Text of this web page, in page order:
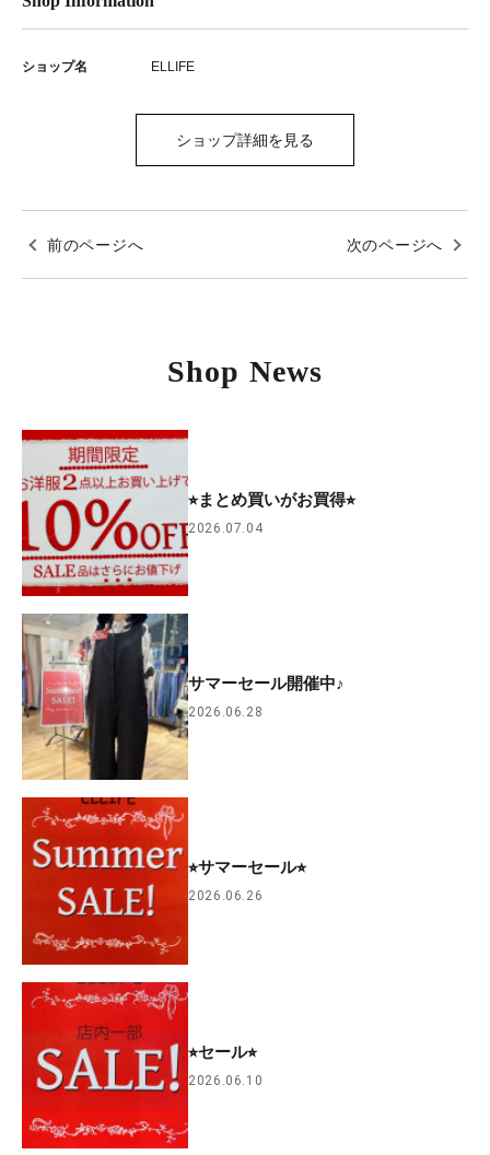
ショップ名 ELLIFE
ショップ詳細を見る
前のページへ 次のページへ
Shop News
⭐︎まとめ買いがお買得⭐︎
2026.07.04
サマーセール開催中♪
2026.06.28
⭐︎サマーセール⭐︎
2026.06.26
⭐︎セール⭐︎
2026.06.10